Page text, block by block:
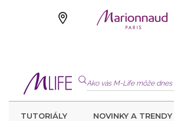
TUTORIÁLY NOVINKY A TRENDY